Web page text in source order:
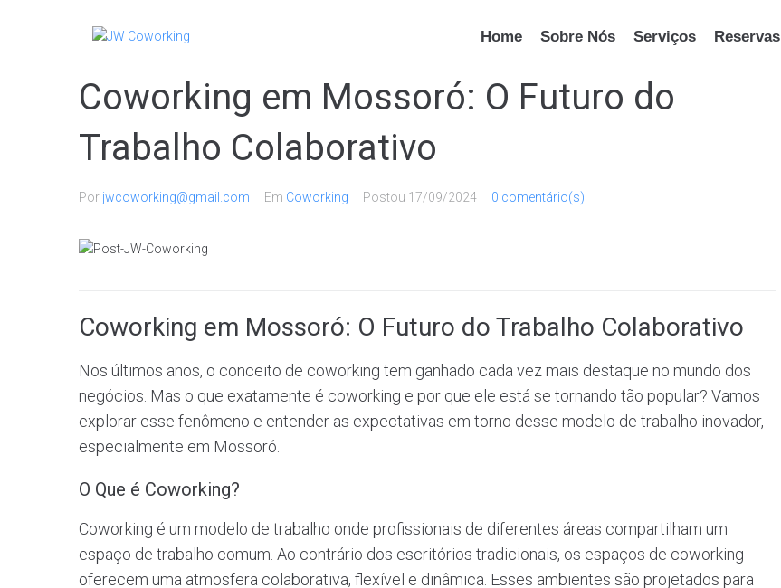
Home Sobre Nós Serviços Reservas
Coworking em Mossoró: O Futuro do
Trabalho Colaborativo
Por jwcoworking@gmail.com Em Coworking Postou 17/09/2024 0 comentário(s)
Coworking em Mossoró: O Futuro do Trabalho Colaborativo
Nos últimos anos, o conceito de coworking tem ganhado cada vez mais destaque no mundo dos
negócios. Mas o que exatamente é coworking e por que ele está se tornando tão popular? Vamos
explorar esse fenômeno e entender as expectativas em torno desse modelo de trabalho inovador,
especialmente em Mossoró.
O Que é Coworking?
Coworking é um modelo de trabalho onde profissionais de diferentes áreas compartilham um
espaço de trabalho comum. Ao contrário dos escritórios tradicionais, os espaços de coworking
oferecem uma atmosfera colaborativa, flexível e dinâmica. Esses ambientes são projetados para